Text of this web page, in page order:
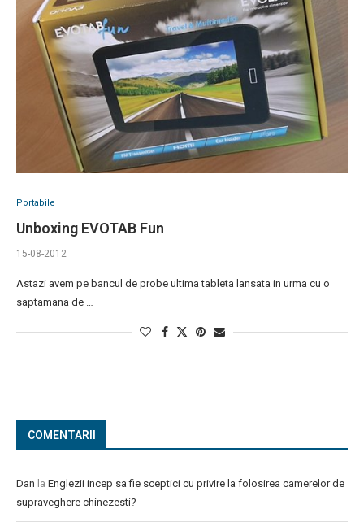
Portabile
Unboxing EVOTAB Fun
15-08-2012
Astazi avem pe bancul de probe ultima tableta lansata in urma cu o
saptamana de …
COMENTARII
Dan la Englezii incep sa fie sceptici cu privire la folosirea camerelor de
supraveghere chinezesti?